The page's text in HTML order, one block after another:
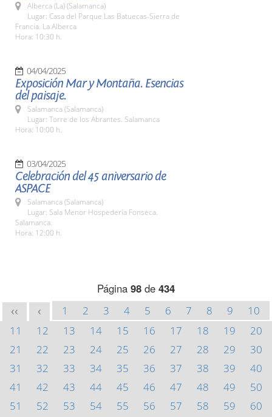
Alberca (La) (Salamanca)
Lugar: Casa del Parque Las Batuecas-Sierra de
Francia. La Alberca
Hora: 10:30 h.
04/04/2025
Exposición Mar y Montaña. Esencias
del paisaje.
Salamanca (Salamanca)
Lugar: Torre de los Abrantes. Salamanca
Hora: 10:00 h.
03/04/2025
Celebración del 45 aniversario de
ASPACE
Salamanca (Salamanca)
Lugar: Sala Menor Hospedería Fonseca.
Salamanca.
Hora: 12:00 h.
Página 98 de 434
<< < 1 2 3 4 5 6 7 8 9
10
11
12 13 14 15 16 17 18 19
20
21
22 23 24 25 26 27 28 29
30
31
32 33 34 35 36 37 38 39
40
41
42 43 44 45 46 47 48 49
50
51
52 53 54 55 56 57 58 59
60